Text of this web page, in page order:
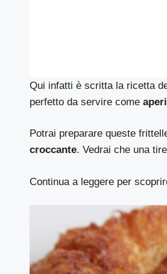
Qui infatti è scritta la ricetta
perfetto da servire come
Potrai preparare queste
croccante. Vedrai che una
Continua a leggere per